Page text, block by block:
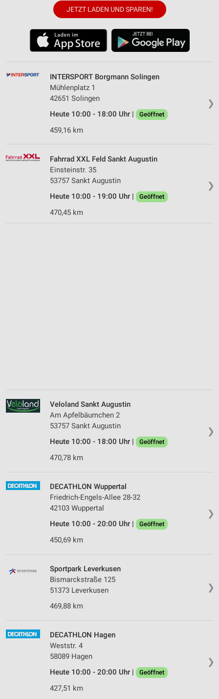
JETZT LADEN UND SPAREN!
❯
INTERSPORT Borgmann Solingen
Mühlenplatz 1
42651 Solingen
Heute 10:00 - 18:00 Uhr |
Geöffnet
459,16 km
❯
Fahrrad XXL Feld Sankt Augustin
Einsteinstr. 35
53757 Sankt Augustin
Heute 10:00 - 19:00 Uhr |
Geöffnet
470,45 km
❯
Veloland Sankt Augustin
Am Apfelbäumchen 2
53757 Sankt Augustin
Heute 10:00 - 18:00 Uhr |
Geöffnet
470,78 km
❯
DECATHLON Wuppertal
Friedrich-Engels-Allee 28-32
42103 Wuppertal
Heute 10:00 - 20:00 Uhr |
Geöffnet
450,69 km
❯
Sportpark Leverkusen
Bismarckstraße 125
51373 Leverkusen
469,88 km
❯
DECATHLON Hagen
Weststr. 4
58089 Hagen
Heute 10:00 - 20:00 Uhr |
Geöffnet
427,51 km